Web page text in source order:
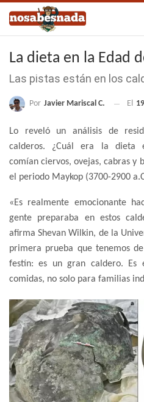
La dieta en la Edad
Las pistas están en los
Por Javier Mariscal C. El
Lo reveló un análisis de
calderos. ¿Cuál era la dieta
comían ciervos, ovejas, cabras y
el periodo Maykop (3700-2900
«Es realmente emocionante
gente preparaba en estos
afirma Shevan Wilkin, de la
primera prueba que tenemos
festín: es un gran caldero. Es
comidas, no solo para familias